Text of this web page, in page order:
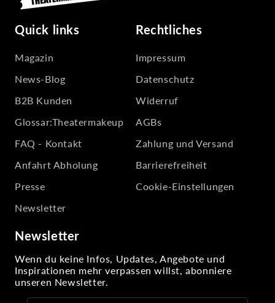
Quick links
Magazin
News-Blog
B2B Kunden
Glossar:Theatermakeup
FAQ - Kontakt
Anfahrt Abholung
Presse
Newsletter
Rechtliches
Impressum
Datenschutz
Widerruf
AGBs
Zahlung und Versand
Barrierefreiheit
Cookie-Einstellungen
Newsletter
Wenn du keine Infos, Updates, Angebote und
Inspirationen mehr verpassen willst, abonniere
unseren Newsletter.